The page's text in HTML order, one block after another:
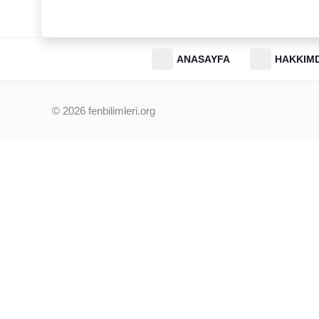
ANASAYFA
© 2026 fenbilimleri.org